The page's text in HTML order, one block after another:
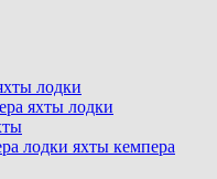
лодки
яхты лодки
лодки яхты кемпера